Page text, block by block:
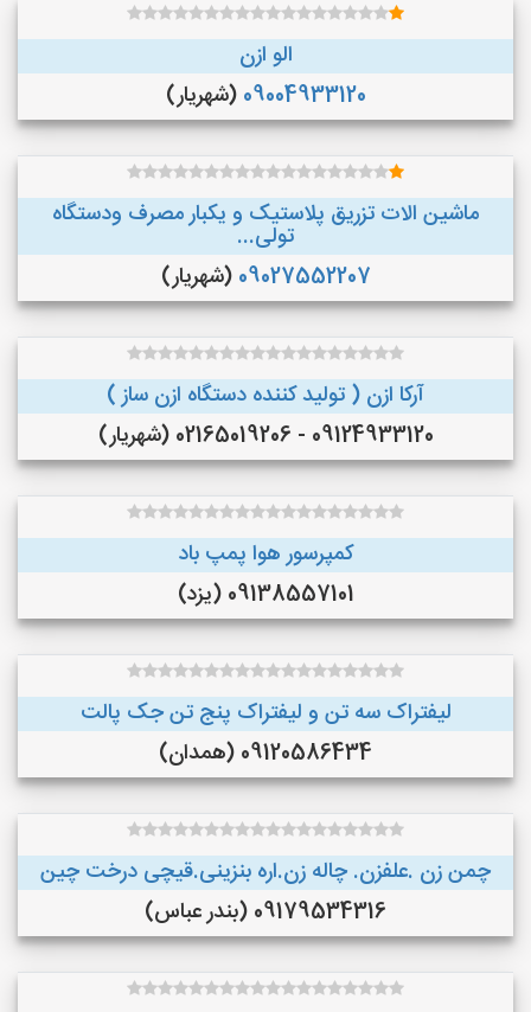
الو ازن
09004933120 (شهریار)
ماشین الات تزریق پلاستیک و یکبار مصرف ودستگاه
تولی...
09027552207 (شهریار)
آرکا ازن ( تولید کننده دستگاه ازن ساز )
09124933120 - 02165019206 (شهریار)
کمپرسور هوا پمپ باد
09138557101 (یزد)
لیفتراک سه تن و لیفتراک پنج تن جک پالت
09120586434 (همدان)
چمن زن .علفزن. چاله زن.اره بنزینی.قیچی درخت چین
09179534316 (بندر عباس)